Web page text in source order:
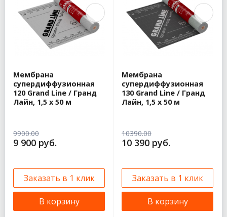
Мембрана
супердиффузионная
120 Grand Line / Гранд
Лайн, 1,5 x 50 м
9900.00
9 900 руб.
Заказать в 1 клик
В корзину
Мембрана
супердиффузионная
130 Grand Line / Гранд
Лайн, 1,5 x 50 м
10390.00
10 390 руб.
Заказать в 1 клик
В корзину